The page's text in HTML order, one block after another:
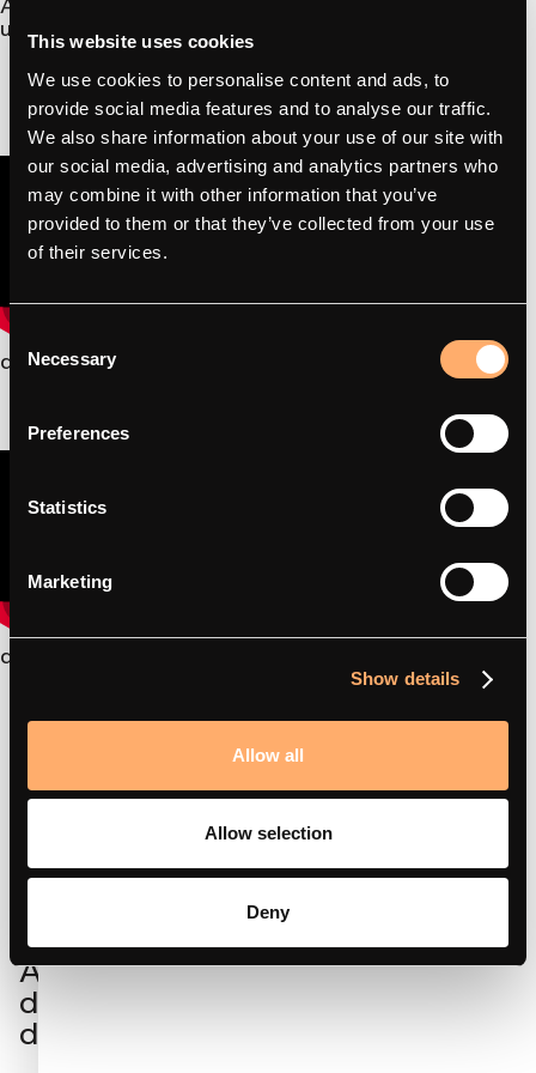
This website uses cookies
We use cookies to personalise content and ads, to
provide social media features and to analyse our traffic.
We also share information about your use of our site with
our social media, advertising and analytics partners who
may combine it with other information that you’ve
provided to them or that they’ve collected from your use
of their services.
Consent
Selection
Necessary
Preferences
Statistics
Marketing
Show details
Allow all
Allow selection
Deny
und „amina 1“ für Elektriker.
amina S – So installieren Sie das Programm
amina 1 – So installieren Sie
Abonnieren Sie den Newsletter,
der Ihnen die neuesten Einblicke in
das Thema E-Auto-Laden bietet.